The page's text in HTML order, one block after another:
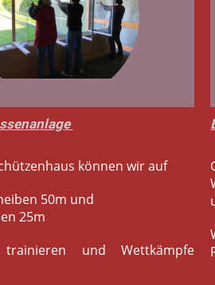
können wir auf
50m und
25m
trainieren und Wettkämpfe